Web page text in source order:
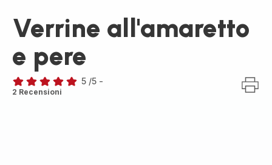
Verrine all'amaretto
e pere
Recensione
5 /5 -
2 Recensioni